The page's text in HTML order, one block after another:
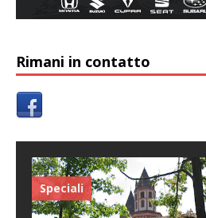
Rimani in contatto
Speciali